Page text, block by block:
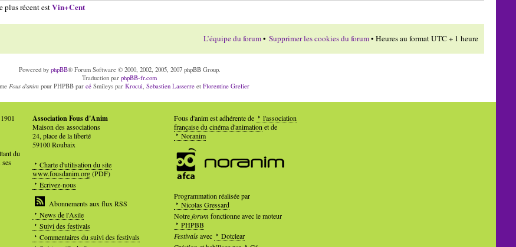
plus récent estVin+Cent
L’équipe du forum• Supprimer les cookies du forum• Heures au format UTC + 1 heure
Powered by phpBB® Forum Software © 2000, 2002, 2005, 2007 phpBB Group.
Traduction parphpBB-fr.com
Fous d'anim pour PHPBB parcé Smileys parKrocui ,Sebastien Lasserre etFlorentine Grelier
du
Association Fous d'Anim
Maison des associations
24, place de la liberté
59100 Roubaix
Charte d'utilisation du site
www.fousdanim.org(PDF)
Ecrivez-nous
Abonnements aux flux RSS
News de l'Asile
Suivi des festivals
Commentaires du suivi des festivals
Fous d'anim est adhérente de
l'association
française du cinéma d'animationet de
Noranim
Programmation réalisée par
Nicolas Gressard
Notreforumfonctionne avec le moteur
PHPBB
Festivalsavec
Dotclear